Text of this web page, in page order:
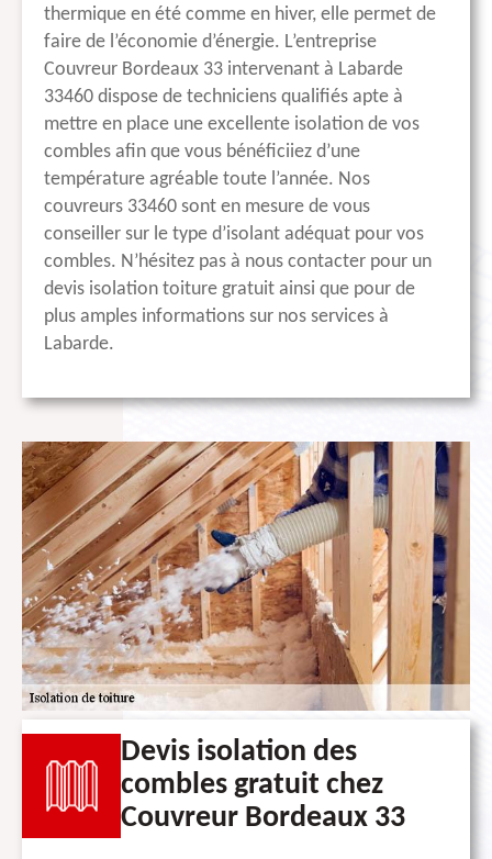
thermique en été comme en hiver, elle permet de
faire de l’économie d’énergie. L’entreprise
Couvreur Bordeaux 33 intervenant à Labarde
33460 dispose de techniciens qualifiés apte à
mettre en place une excellente isolation de vos
combles afin que vous bénéficiiez d’une
température agréable toute l’année. Nos
couvreurs 33460 sont en mesure de vous
conseiller sur le type d’isolant adéquat pour vos
combles. N’hésitez pas à nous contacter pour un
devis isolation toiture gratuit ainsi que pour de
plus amples informations sur nos services à
Labarde.
Devis isolation des
combles gratuit chez
Couvreur Bordeaux 33